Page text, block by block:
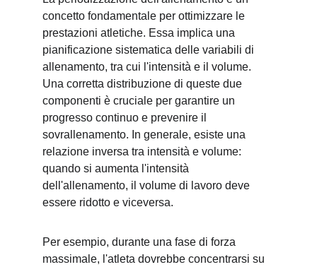
concetto fondamentale per ottimizzare le
prestazioni atletiche. Essa implica una
pianificazione sistematica delle variabili di
allenamento, tra cui l'intensità e il volume.
Una corretta distribuzione di queste due
componenti è cruciale per garantire un
progresso continuo e prevenire il
sovrallenamento. In generale, esiste una
relazione inversa tra intensità e volume:
quando si aumenta l'intensità
dell'allenamento, il volume di lavoro deve
essere ridotto e viceversa.
Per esempio, durante una fase di forza
massimale, l'atleta dovrebbe concentrarsi su